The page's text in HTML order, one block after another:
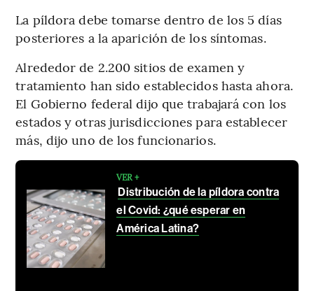
La píldora debe tomarse dentro de los 5 días
posteriores a la aparición de los síntomas.
Alrededor de 2.200 sitios de examen y
tratamiento han sido establecidos hasta ahora.
El Gobierno federal dijo que trabajará con los
estados y otras jurisdicciones para establecer
más, dijo uno de los funcionarios.
VER +
Distribución de la píldora contra
el Covid: ¿qué esperar en
América Latina?